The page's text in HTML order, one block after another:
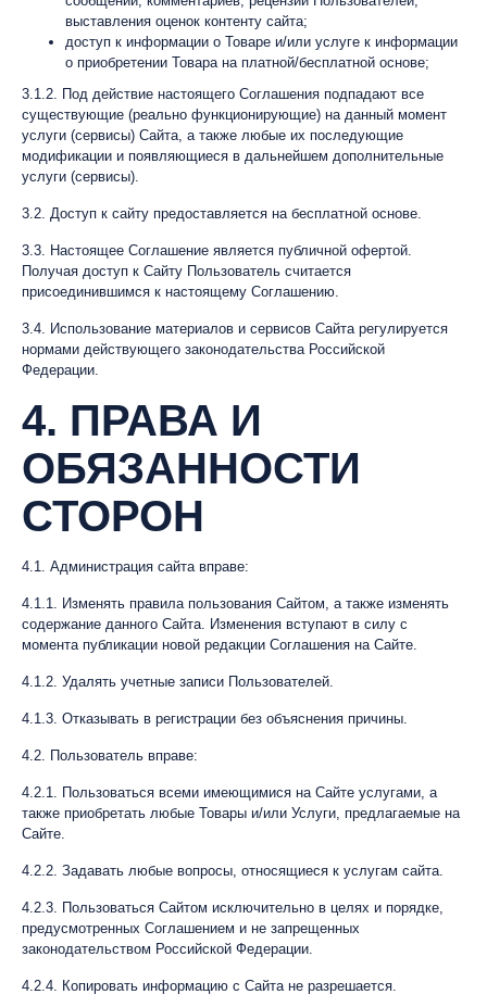
выставления оценок контенту сайта;
доступ к информации о Товаре и/или услуге к информации
о приобретении Товара на платной/бесплатной основе;
3.1.2. Под действие настоящего Соглашения подпадают все
существующие (реально функционирующие) на данный момент
услуги (сервисы) Сайта, а также любые их последующие
модификации и появляющиеся в дальнейшем дополнительные
услуги (сервисы).
3.2. Доступ к сайту предоставляется на бесплатной основе.
3.3. Настоящее Соглашение является публичной офертой.
Получая доступ к Сайту Пользователь считается
присоединившимся к настоящему Соглашению.
3.4. Использование материалов и сервисов Сайта регулируется
нормами действующего законодательства Российской
Федерации.
4. ПРАВА И
ОБЯЗАННОСТИ
СТОРОН
4.1. Администрация сайта вправе:
4.1.1. Изменять правила пользования Сайтом, а также изменять
содержание данного Сайта. Изменения вступают в силу с
момента публикации новой редакции Соглашения на Сайте.
4.1.2. Удалять учетные записи Пользователей.
4.1.3. Отказывать в регистрации без объяснения причины.
4.2. Пользователь вправе:
4.2.1. Пользоваться всеми имеющимися на Сайте услугами, а
также приобретать любые Товары и/или Услуги, предлагаемые на
Сайте.
4.2.2. Задавать любые вопросы, относящиеся к услугам сайта.
4.2.3. Пользоваться Сайтом исключительно в целях и порядке,
предусмотренных Соглашением и не запрещенных
законодательством Российской Федерации.
4.2.4. Копировать информацию с Сайта не разрешается.